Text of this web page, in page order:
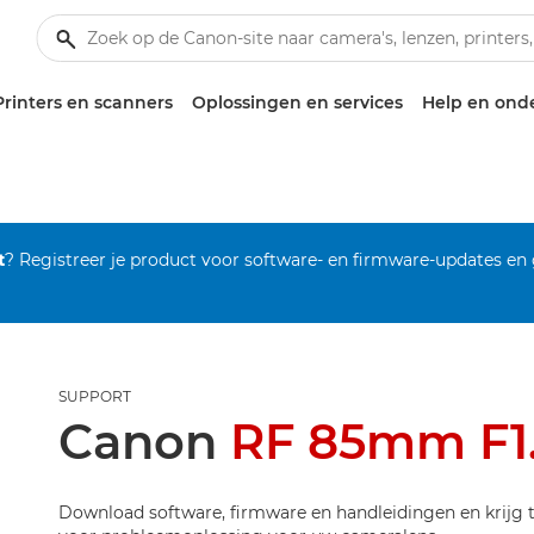
en scanners Oplossingen en services Help en
? Registreer je product voor software- en firmware-updates en
SUPPORT
Canon RF 85mm
Download software, firmware en handleidingen en